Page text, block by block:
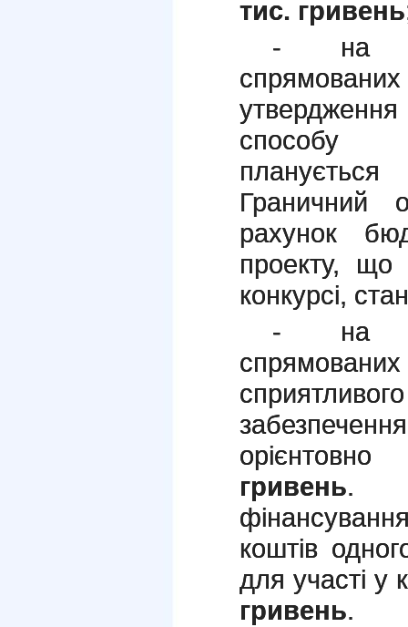
тис. гривень
- на
утвердження
способу
Граничний
рахунок
проекту, що
конкурсі,
- на
гривень.
коштів
для участі у
гривень.